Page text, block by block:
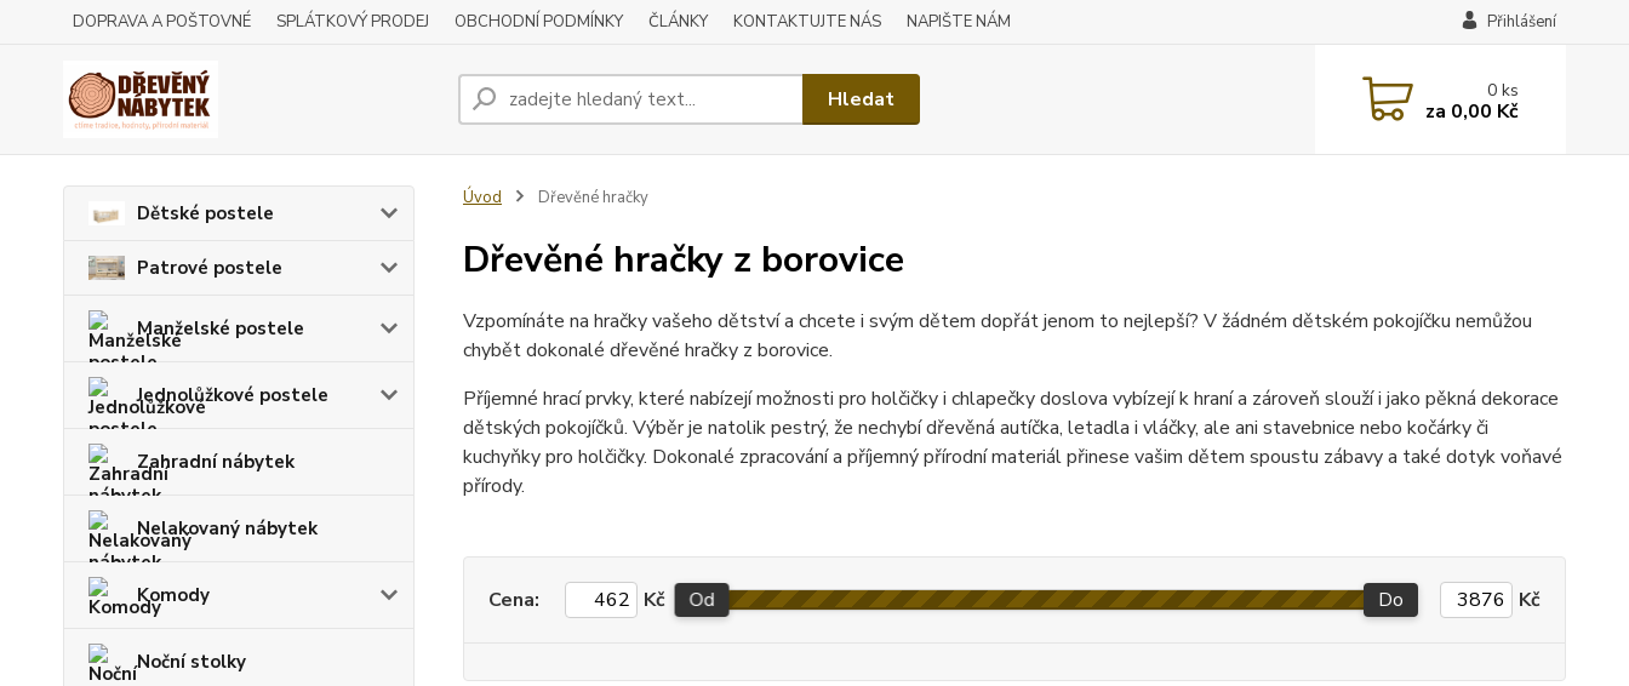
DOPRAVA A POŠTOVNÉ SPLÁTKOVÝ PRODEJ OBCHODNÍ PODMÍNKY ČLÁNKY KONTAKTUJTE NÁS NAPIŠTE NÁM Přihlášení
Hledat 0ks
za 0,00 Kč
Dětské postele
Patrové postele
Manželské postele
Jednolůžkové postele
Zahradní nábytek
Nelakovaný nábytek
Komody
Noční stolky
Úvod Dřevěné hračky
Dřevěné hračky z borovice
Vzpomínáte na hračky vašeho dětství a chcete i svým dětem dopřát jenom to nejlepší? V žádném dětském pokojíčku nemůžou
chybět dokonalé dřevěné hračky z borovice.
Příjemné hrací prvky, které nabízejí možnosti pro holčičky i chlapečky doslova vybízejí k hraní a zároveň slouží i jako pěkná dekorace
dětských pokojíčků. Výběr je natolik pestrý, že nechybí dřevěná autíčka, letadla i vláčky, ale ani stavebnice nebo kočárky či
kuchyňky pro holčičky. Dokonalé zpracování a příjemný přírodní materiál přinese vašim dětem spoustu zábavy a také dotyk voňavé
přírody.
Cena: Kč Od Do Kč